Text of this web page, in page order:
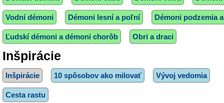
Vodní démoni Démoni lesní a poľní Démoni podzemia
Ľudskí démoni a démoni chorôb Obri a draci
Inšpirácie
Inšpirácie 10 spôsobov ako milovať Vývoj vedomia
Cesta rastu